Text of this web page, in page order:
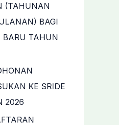
(TAHUNAN
BAGI
BARU TAHUN
KE SRIDE
2026